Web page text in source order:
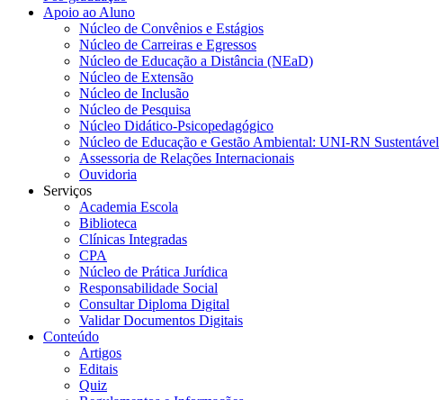
Apoio ao Aluno
Núcleo de Convênios e Estágios
Núcleo de Carreiras e Egressos
Núcleo de Educação a Distância (NEaD)
Núcleo de Extensão
Núcleo de Inclusão
Núcleo de Pesquisa
Núcleo Didático-Psicopedagógico
Núcleo de Educação e Gestão Ambiental: UNI-RN Sustentável
Assessoria de Relações Internacionais
Ouvidoria
Serviços
Academia Escola
Biblioteca
Clínicas Integradas
CPA
Núcleo de Prática Jurídica
Responsabilidade Social
Consultar Diploma Digital
Validar Documentos Digitais
Conteúdo
Artigos
Editais
Quiz